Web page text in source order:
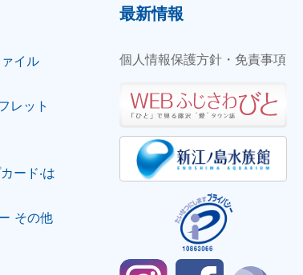
イル
レット
ード‧は
その他
最新情報
個人情報保護方針・免責事項